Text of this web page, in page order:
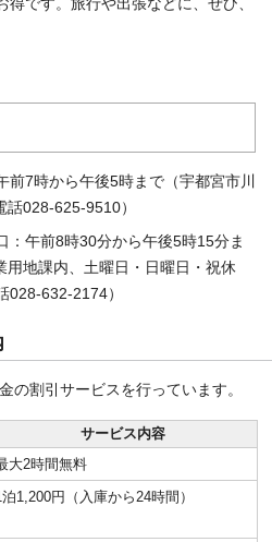
です。旅行や出張などに、ぜひ、
前7時から午後5時まで（宇都宮市川
028-625-9510）
：午前8時30分から午後5時15分ま
用地課内、土曜日・日曜日・祝休
028-632-2174）
の割引サービスを行っています。
サービス内容
大2時間無料
泊1,200円（入庫から24時間）